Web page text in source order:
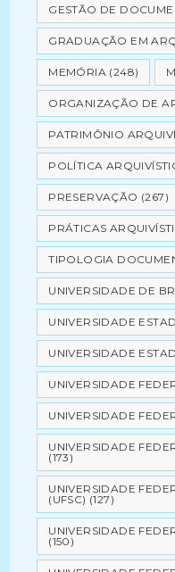
GESTÃO DE
GRADUAÇÃO EM
MEMÓRIA (248)
ORGANIZAÇÃO DE
PATRIMÔNIO
POLÍTICA
PRESERVAÇÃO (267)
PRÁTICAS
TIPOLOGIA
UNIVERSIDADE DE
UNIVERSIDADE
UNIVERSIDADE
UNIVERSIDADE
UNIVERSIDADE
UNIVERSIDADE
(173)
UNIVERSIDADE
(UFSC) (127)
UNIVERSIDADE
(150)